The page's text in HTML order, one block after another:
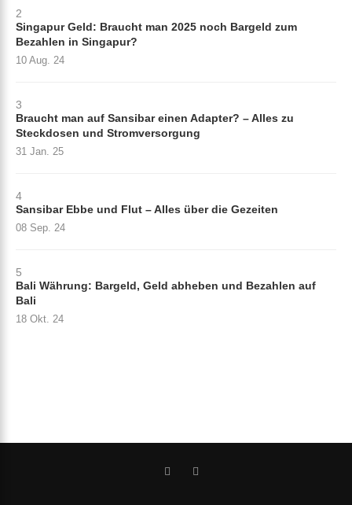
2
Singapur Geld: Braucht man 2025 noch Bargeld zum
Bezahlen in Singapur?
10 Aug. 24
3
Braucht man auf Sansibar einen Adapter? – Alles zu
Steckdosen und Stromversorgung
31 Jan. 25
4
Sansibar Ebbe und Flut – Alles über die Gezeiten
08 Sep. 24
5
Bali Währung: Bargeld, Geld abheben und Bezahlen auf
Bali
18 Okt. 24